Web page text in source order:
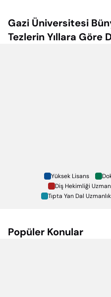
Gazi Üniversitesi
Tezlerin Yıllara Göre
Yüksek Lisans
Diş Hekimliği
Tıpta Yan Dal Uzmanlık
Popüler Konular